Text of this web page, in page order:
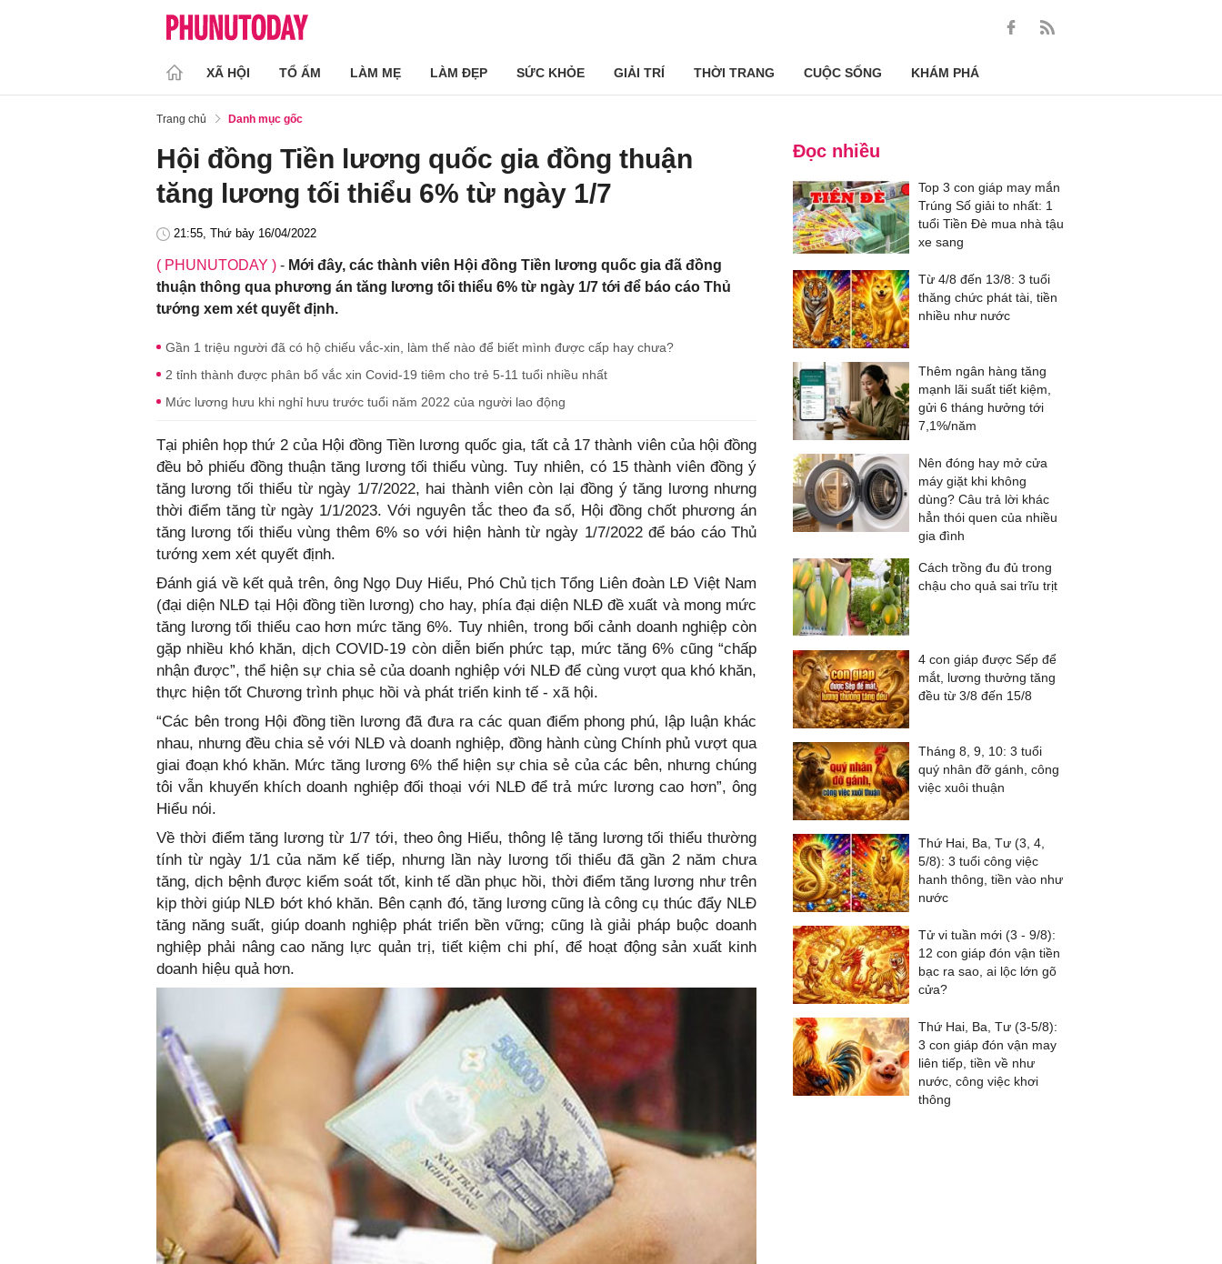
XÃ HỘI TỔ ẤM LÀM MẸ LÀM ĐẸP SỨC KHỎE GIẢI TRÍ THỜI TRANG CUỘC SỐNG KHÁM PHÁ
Trang chủ Danh mục gốc
Hội đồng Tiền lương quốc gia đồng thuận
tăng lương tối thiểu 6% từ ngày 1/7
21:55, Thứ bảy 16/04/2022
( PHUNUTODAY ) - Mới đây, các thành viên Hội đồng Tiền lương quốc gia đã đồng
thuận thông qua phương án tăng lương tối thiểu 6% từ ngày 1/7 tới để báo cáo Thủ
tướng xem xét quyết định.
Gần 1 triệu người đã có hộ chiếu vắc-xin, làm thế nào để biết mình được cấp hay chưa?
2 tỉnh thành được phân bổ vắc xin Covid-19 tiêm cho trẻ 5-11 tuổi nhiều nhất
Mức lương hưu khi nghỉ hưu trước tuổi năm 2022 của người lao động
Tại phiên họp thứ 2 của Hội đồng Tiền lương quốc gia, tất cả 17 thành viên của hội đồng
đều bỏ phiếu đồng thuận tăng lương tối thiểu vùng. Tuy nhiên, có 15 thành viên đồng ý
tăng lương tối thiểu từ ngày 1/7/2022, hai thành viên còn lại đồng ý tăng lương nhưng
thời điểm tăng từ ngày 1/1/2023. Với nguyên tắc theo đa số, Hội đồng chốt phương án
tăng lương tối thiểu vùng thêm 6% so với hiện hành từ ngày 1/7/2022 để báo cáo Thủ
tướng xem xét quyết định.
Đánh giá về kết quả trên, ông Ngọ Duy Hiểu, Phó Chủ tịch Tổng Liên đoàn LĐ Việt Nam
(đại diện NLĐ tại Hội đồng tiền lương) cho hay, phía đại diện NLĐ đề xuất và mong mức
tăng lương tối thiểu cao hơn mức tăng 6%. Tuy nhiên, trong bối cảnh doanh nghiệp còn
gặp nhiều khó khăn, dịch COVID-19 còn diễn biến phức tạp, mức tăng 6% cũng “chấp
nhận được”, thể hiện sự chia sẻ của doanh nghiệp với NLĐ để cùng vượt qua khó khăn,
thực hiện tốt Chương trình phục hồi và phát triển kinh tế - xã hội.
“Các bên trong Hội đồng tiền lương đã đưa ra các quan điểm phong phú, lập luận khác
nhau, nhưng đều chia sẻ với NLĐ và doanh nghiệp, đồng hành cùng Chính phủ vượt qua
giai đoạn khó khăn. Mức tăng lương 6% thể hiện sự chia sẻ của các bên, nhưng chúng
tôi vẫn khuyến khích doanh nghiệp đối thoại với NLĐ để trả mức lương cao hơn”, ông
Hiểu nói.
Về thời điểm tăng lương từ 1/7 tới, theo ông Hiểu, thông lệ tăng lương tối thiểu thường
tính từ ngày 1/1 của năm kế tiếp, nhưng lần này lương tối thiểu đã gần 2 năm chưa
tăng, dịch bệnh được kiểm soát tốt, kinh tế dần phục hồi, thời điểm tăng lương như trên
kịp thời giúp NLĐ bớt khó khăn. Bên cạnh đó, tăng lương cũng là công cụ thúc đẩy NLĐ
tăng năng suất, giúp doanh nghiệp phát triển bền vững; cũng là giải pháp buộc doanh
nghiệp phải nâng cao năng lực quản trị, tiết kiệm chi phí, để hoạt động sản xuất kinh
doanh hiệu quả hơn.
Đọc nhiều
Top 3 con giáp may mắn
Trúng Số giải to nhất: 1
tuổi Tiền Đè mua nhà tậu
xe sang
Từ 4/8 đến 13/8: 3 tuổi
thăng chức phát tài, tiền
nhiều như nước
Thêm ngân hàng tăng
mạnh lãi suất tiết kiệm,
gửi 6 tháng hưởng tới
7,1%/năm
Nên đóng hay mở cửa
máy giặt khi không
dùng? Câu trả lời khác
hẳn thói quen của nhiều
gia đình
Cách trồng đu đủ trong
chậu cho quả sai trĩu trịt
4 con giáp được Sếp để
mắt, lương thưởng tăng
đều từ 3/8 đến 15/8
Tháng 8, 9, 10: 3 tuổi
quý nhân đỡ gánh, công
việc xuôi thuận
Thứ Hai, Ba, Tư (3, 4,
5/8): 3 tuổi công việc
hanh thông, tiền vào như
nước
Tử vi tuần mới (3 - 9/8):
12 con giáp đón vận tiền
bạc ra sao, ai lộc lớn gõ
cửa?
Thứ Hai, Ba, Tư (3-5/8):
3 con giáp đón vận may
liên tiếp, tiền về như
nước, công việc khơi
thông